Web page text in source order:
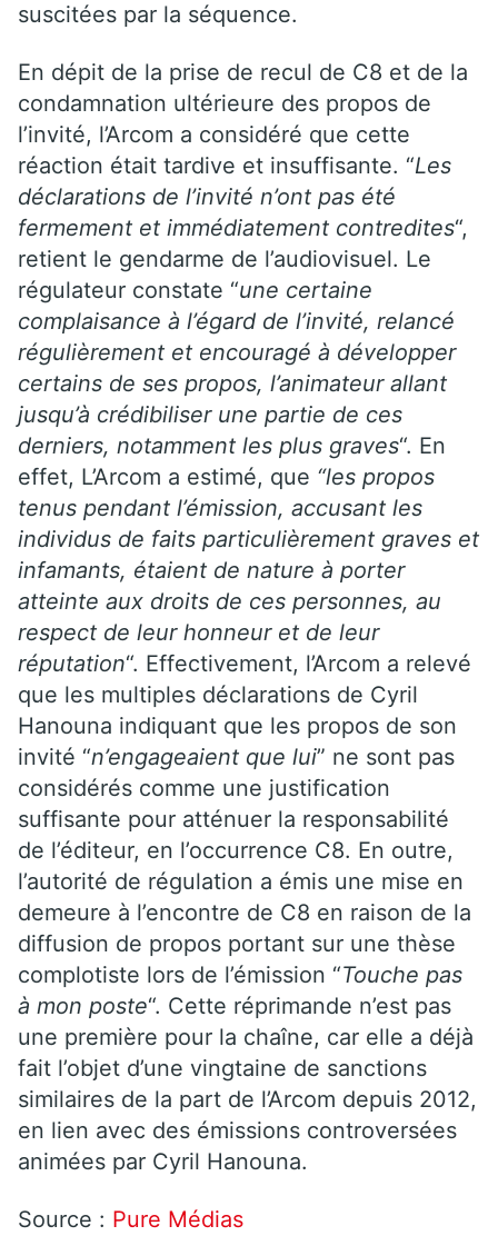
suscitées par la séquence.
En dépit de la prise de recul de C8 et de la
condamnation ultérieure des propos de
l’invité, l’Arcom a considéré que cette
réaction était tardive et insuffisante. “Les
déclarations de l’invité n’ont pas été
fermement et immédiatement contredites“,
retient le gendarme de l’audiovisuel. Le
régulateur constate “une certaine
complaisance à l’égard de l’invité, relancé
régulièrement et encouragé à développer
certains de ses propos, l’animateur allant
jusqu’à crédibiliser une partie de ces
derniers, notamment les plus graves“. En
effet, L’Arcom a estimé, que “les propos
tenus pendant l’émission, accusant les
individus de faits particulièrement graves et
infamants, étaient de nature à porter
atteinte aux droits de ces personnes, au
respect de leur honneur et de leur
réputation“. Effectivement, l’Arcom a relevé
que les multiples déclarations de Cyril
Hanouna indiquant que les propos de son
invité “n’engageaient que lui” ne sont pas
considérés comme une justification
suffisante pour atténuer la responsabilité
de l’éditeur, en l’occurrence C8. En outre,
l’autorité de régulation a émis une mise en
demeure à l’encontre de C8 en raison de la
diffusion de propos portant sur une thèse
complotiste lors de l’émission “Touche pas
à mon poste“. Cette réprimande n’est pas
une première pour la chaîne, car elle a déjà
fait l’objet d’une vingtaine de sanctions
similaires de la part de l’Arcom depuis 2012,
en lien avec des émissions controversées
animées par Cyril Hanouna.
Source : Pure Médias